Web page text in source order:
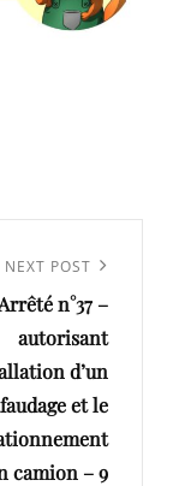
NEXT POST
n°37 –
autorisant
d’un
et le
camion – 9